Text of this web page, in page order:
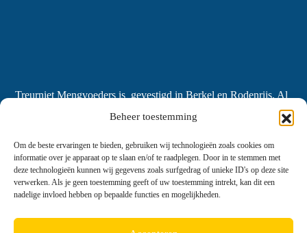
Beheer toestemming
Om de beste ervaringen te bieden, gebruiken wij technologieën zoals cookies om
informatie over je apparaat op te slaan en/of te raadplegen. Door in te stemmen met
deze technologieën kunnen wij gegevens zoals surfgedrag of unieke ID's op deze site
verwerken. Als je geen toestemming geeft of uw toestemming intrekt, kan dit een
nadelige invloed hebben op bepaalde functies en mogelijkheden.
Treurniet Mengvoeders is gevestigd in Berkel en Rodenrijs. Al
meer dan 155 jaar ontwikkelen wij diervoeders met expertise,